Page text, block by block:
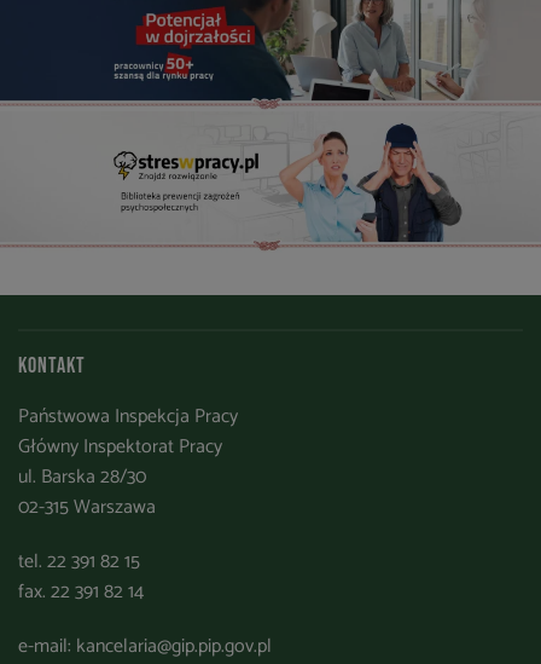
Kontakt
Państwowa Inspekcja Pracy
Główny Inspektorat Pracy
ul. Barska 28/30
02-315 Warszawa
tel. 22 391 82 15
fax. 22 391 82 14
e-mail: kancelaria@gip.pip.gov.pl